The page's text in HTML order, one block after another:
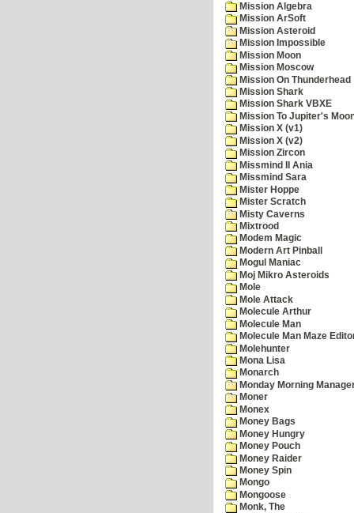
Mission Algebra
Mission ArSoft
Mission Asteroid
Mission Impossible
Mission Moon
Mission Moscow
Mission On Thunderhead
Mission Shark
Mission Shark VBXE
Mission To Jupiter's
Mission X (v1)
Mission X (v2)
Mission Zircon
Missmind II Ania
Missmind Sara
Mister Hoppe
Mister Scratch
Misty Caverns
Mixtrood
Modem Magic
Modern Art Pinball
Mogul Maniac
Moj Mikro Asteroids
Mole
Mole Attack
Molecule Arthur
Molecule Man
Molecule Man Maze
Molehunter
Mona Lisa
Monarch
Monday Morning
Moner
Monex
Money Bags
Money Hungry
Money Pouch
Money Raider
Money Spin
Mongo
Mongoose
Monk, The